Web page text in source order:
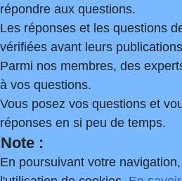
répondre aux questions.
Les réponses et les questions
vérifiées avant leurs
Parmi nos membres, des
à vos questions.
Vous posez vos questions et
réponses en si peu de temps.
Note :
En poursuivant votre